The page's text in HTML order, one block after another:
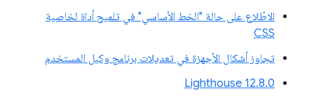
الاطّلاع على حالة "الخط الأساسي" في تلميح أداة لخاصية
CSS
تجاوز أشكال الأجهزة في تعديلات برنامج وكيل المستخدم
‫Lighthouse 12.8.0